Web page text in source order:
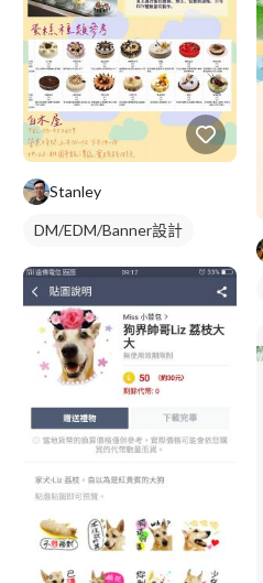
Stanley
DM/EDM/Banner設計